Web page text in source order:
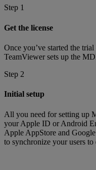
Step 1
Get the license
Once you’ve started the
TeamViewer sets up the
Step 2
Initial setup
All you need for setting up
your Apple ID or Android
Apple AppStore and
to synchronize your users to